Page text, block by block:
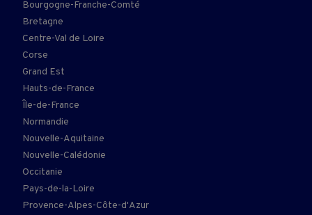
Bourgogne-Franche-Comté
Bretagne
Centre-Val de Loire
Corse
Grand Est
Hauts-de-France
Île-de-France
Normandie
Nouvelle-Aquitaine
Nouvelle-Calédonie
Occitanie
Pays-de-la-Loire
Provence-Alpes-Côte-d'Azur